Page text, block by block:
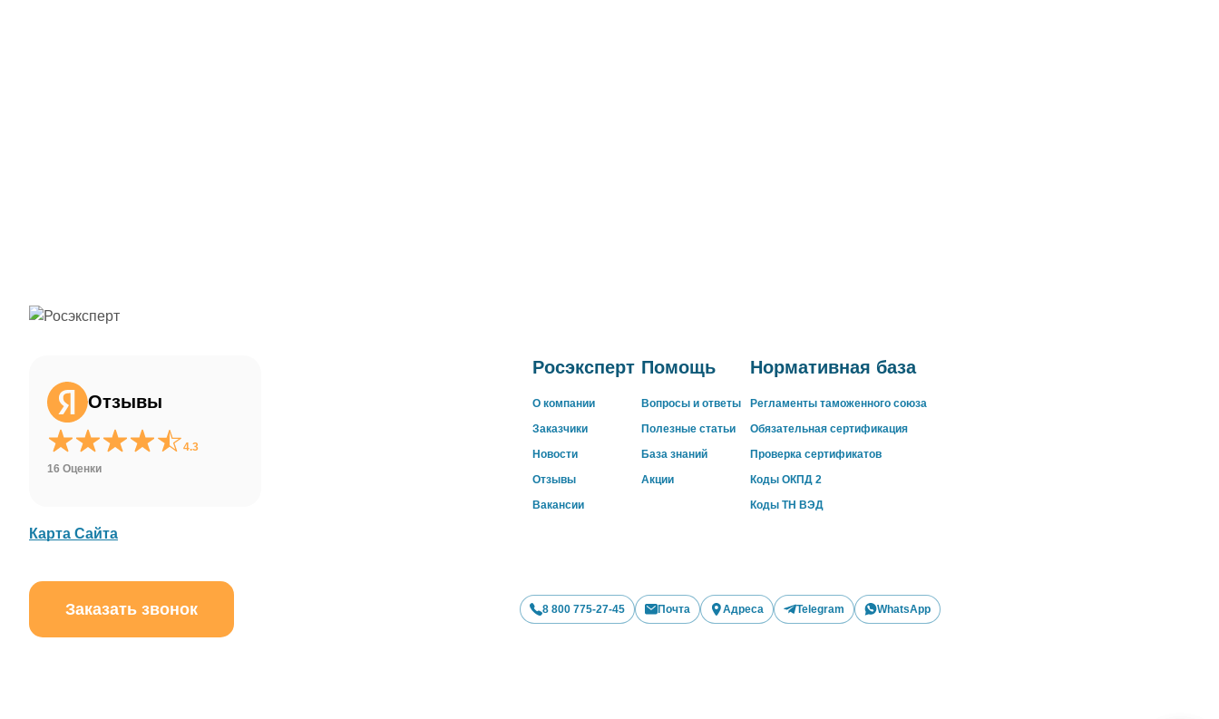
Отзывы
4.3
16 Оценки
Росэксперт
О компании
Заказчики
Новости
Отзывы
Вакансии
Помощь
Вопросы и ответы
Полезные статьи
База знаний
Акции
Нормативная база
Регламенты таможенного союза
Обязательная сертификация
Проверка сертификатов
Коды ОКПД 2
Коды ТН ВЭД
Карта Сайта
Заказать звонок 8 800 775-27-45 Почта Адреса Telegram WhatsApp